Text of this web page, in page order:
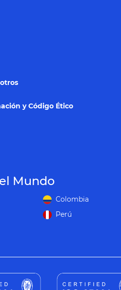
y Código Ético
Mundo
Colombia
Perú